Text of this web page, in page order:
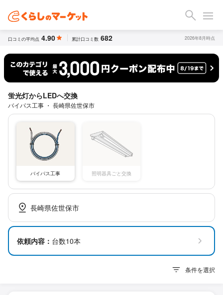
口コミの平均点 4.90 累計口コミ数 682 2026年8月時点
蛍光灯からLEDへ交換
バイパス工事 ・ 長崎県佐世保市
バイパス工事 照明器具ごと交換
長崎県佐世保市
依頼内容： 台数10本
条件を選択